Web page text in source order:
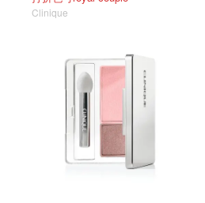
Clinique